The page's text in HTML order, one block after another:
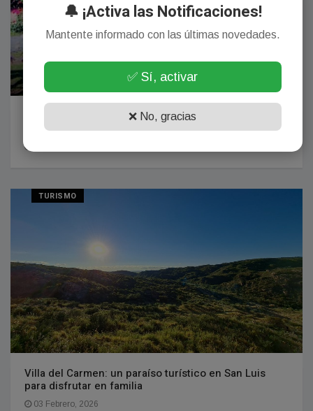
Este es el lugar de Córdoba con mejor calidad de
vida, según el Conicet
TURISMO
Villa del Carmen: un paraíso turístico en San Luis
para disfrutar en familia
03 Febrero, 2026
🔔 ¡Activa las Notificaciones!
Mantente informado con las últimas novedades.
✅ Sí, activar
❌ No, gracias